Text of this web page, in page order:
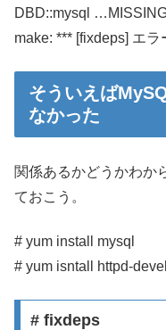
DBD::mysql
make: *** [fixdeps] エラ
そういえば
なかった
関係あるかどうかわか
ておこう。
# yum install mysql
# yum isntall httpd-devel
# fixdeps